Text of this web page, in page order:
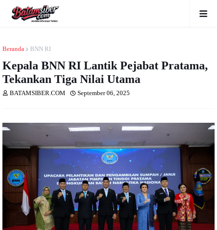
Beranda BNN RI
Kepala BNN RI Lantik Pejabat Pratama,
Tekankan Tiga Nilai Utama
BATAMSIBER.COM September 06, 2025